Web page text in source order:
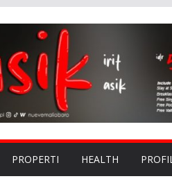
PROPERTI HEALTH PROFIL